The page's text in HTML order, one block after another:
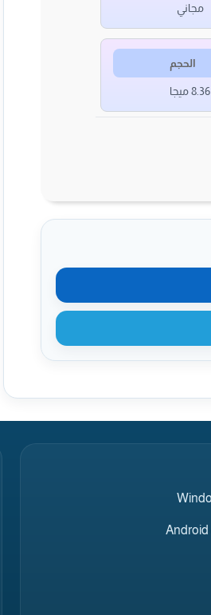
مجاني
الحجم
8.36 ميجا
مشاركة على لينكدإن
مشاركة عبر تيليجرام